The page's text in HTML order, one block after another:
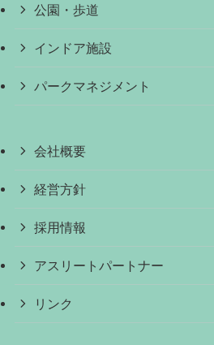
公園・歩道
インドア施設
パークマネジメント
会社概要
経営方針
採用情報
アスリートパートナー
リンク